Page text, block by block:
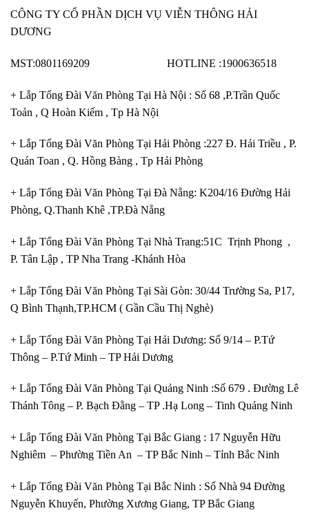
CÔNG TY CỔ PHẦN DỊCH VỤ VIỄN THÔNG HẢI
DƯƠNG
MST:0801169209 HOTLINE :1900636518
+ Lắp Tổng Đài Văn Phòng Tại Hà Nội : Số 68 ,P.Trần Quốc
Toản , Q Hoàn Kiếm , Tp Hà Nội
+ Lắp Tổng Đài Văn Phòng Tại Hải Phòng :227 Đ. Hải Triều , P.
Quán Toan , Q. Hồng Bàng , Tp Hải Phòng
+ Lắp Tổng Đài Văn Phòng Tại Đà Nẵng: K204/16 Đường Hải
Phòng, Q.Thanh Khê ,TP.Đà Nẵng
+ Lắp Tổng Đài Văn Phòng Tại Nhà Trang:51C Trịnh Phong ,
P. Tân Lập , TP Nha Trang -Khánh Hòa
+ Lắp Tổng Đài Văn Phòng Tại Sài Gòn: 30/44 Trường Sa, P17,
Q Bình Thạnh,TP.HCM ( Gần Cầu Thị Nghè)
+ Lắp Tổng Đài Văn Phòng Tại Hải Dương: Số 9/14 – P.Tứ
Thông – P.Tứ Minh – TP Hải Dương
+ Lắp Tổng Đài Văn Phòng Tại Quảng Ninh :Số 679 . Đường Lê
Thánh Tông – P. Bạch Đằng – TP .Hạ Long – Tinh Quảng Ninh
+ Lắp Tổng Đài Văn Phòng Tại Bắc Giang : 17 Nguyễn Hữu
Nghiêm – Phường Tiền An – TP Bắc Ninh – Tỉnh Bắc Ninh
+ Lắp Tổng Đài Văn Phòng Tại Bắc Ninh : Số Nhà 94 Đường
Nguyễn Khuyến, Phường Xương Giang, TP Bắc Giang